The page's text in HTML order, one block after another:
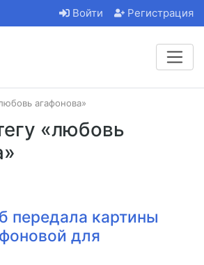
Войти Регистрация
агафонова»
«любовь
передала картины
для